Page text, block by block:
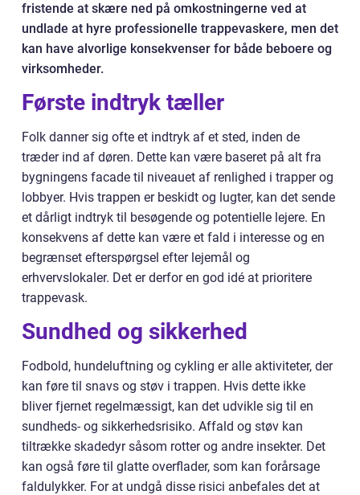
fristende at skære ned på omkostningerne ved at
undlade at hyre professionelle trappevaskere, men det
kan have alvorlige konsekvenser for både beboere og
virksomheder.
Første indtryk tæller
Folk danner sig ofte et indtryk af et sted, inden de
træder ind af døren. Dette kan være baseret på alt fra
bygningens facade til niveauet af renlighed i trapper og
lobbyer. Hvis trappen er beskidt og lugter, kan det sende
et dårligt indtryk til besøgende og potentielle lejere. En
konsekvens af dette kan være et fald i interesse og en
begrænset efterspørgsel efter lejemål og
erhvervslokaler. Det er derfor en god idé at prioritere
trappevask.
Sundhed og sikkerhed
Fodbold, hundeluftning og cykling er alle aktiviteter, der
kan føre til snavs og støv i trappen. Hvis dette ikke
bliver fjernet regelmæssigt, kan det udvikle sig til en
sundheds- og sikkerhedsrisiko. Affald og støv kan
tiltrække skadedyr såsom rotter og andre insekter. Det
kan også føre til glatte overflader, som kan forårsage
faldulykker. For at undgå disse risici anbefales det at